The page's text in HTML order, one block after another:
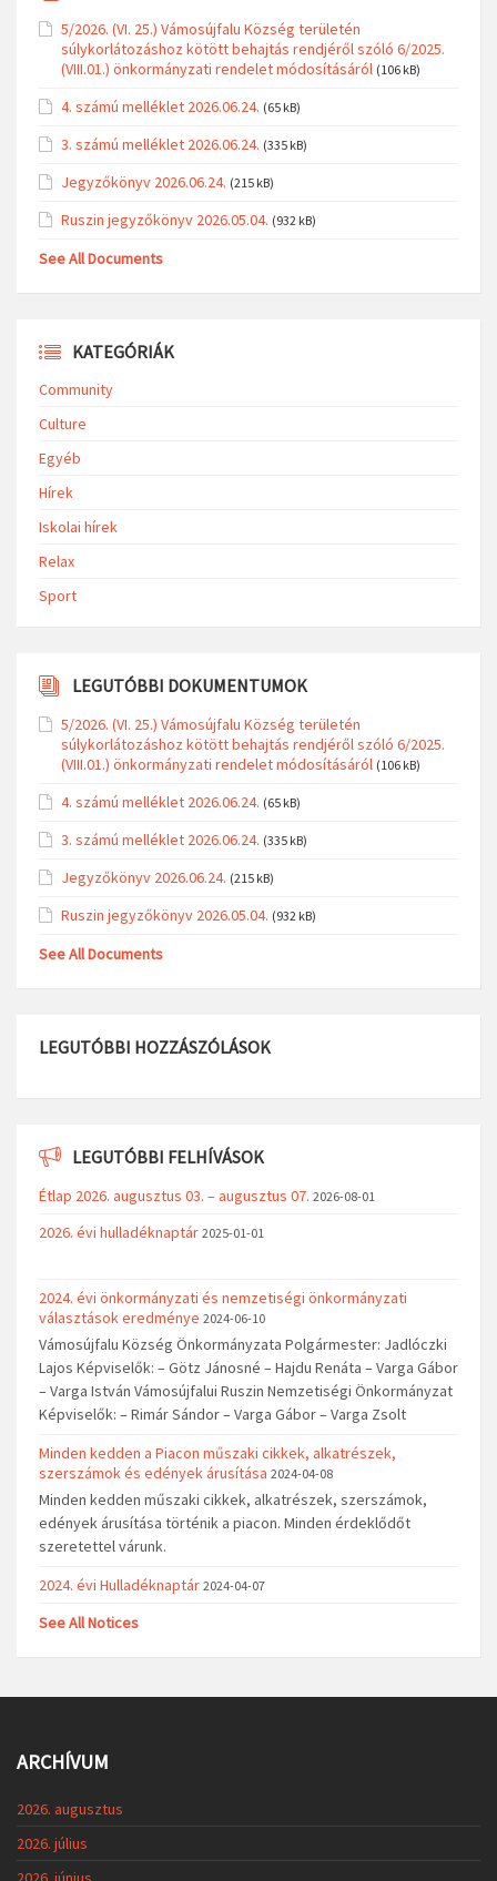
5/2026. (VI. 25.) Vámosújfalu Község területén
súlykorlátozáshoz kötött behajtás rendjéről szóló 6/2025.
(VIII.01.) önkormányzati rendelet módosításáról (106 kB)
4. számú melléklet 2026.06.24. (65 kB)
3. számú melléklet 2026.06.24. (335 kB)
Jegyzőkönyv 2026.06.24. (215 kB)
Ruszin jegyzőkönyv 2026.05.04. (932 kB)
See All Documents
KATEGÓRIÁK
Community
Culture
Egyéb
Hírek
Iskolai hírek
Relax
Sport
LEGUTÓBBI DOKUMENTUMOK
5/2026. (VI. 25.) Vámosújfalu Község területén
súlykorlátozáshoz kötött behajtás rendjéről szóló 6/2025.
(VIII.01.) önkormányzati rendelet módosításáról (106 kB)
4. számú melléklet 2026.06.24. (65 kB)
3. számú melléklet 2026.06.24. (335 kB)
Jegyzőkönyv 2026.06.24. (215 kB)
Ruszin jegyzőkönyv 2026.05.04. (932 kB)
See All Documents
LEGUTÓBBI HOZZÁSZÓLÁSOK
LEGUTÓBBI FELHÍVÁSOK
Étlap 2026. augusztus 03. – augusztus 07. 2026-08-01
2026. évi hulladéknaptár 2025-01-01
2024. évi önkormányzati és nemzetiségi önkormányzati
választások eredménye 2024-06-10
Vámosújfalu Község Önkormányzata Polgármester: Jadlóczki
Lajos Képviselők: – Götz Jánosné – Hajdu Renáta – Varga Gábor
– Varga István Vámosújfalui Ruszin Nemzetiségi Önkormányzat
Képviselők: – Rimár Sándor – Varga Gábor – Varga Zsolt
Minden kedden a Piacon műszaki cikkek, alkatrészek,
szerszámok és edények árusítása 2024-04-08
Minden kedden műszaki cikkek, alkatrészek, szerszámok,
edények árusítása történik a piacon. Minden érdeklődőt
szeretettel várunk.
2024. évi Hulladéknaptár 2024-04-07
See All Notices
ARCHÍVUM
2026. augusztus
2026. július